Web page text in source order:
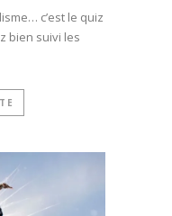
c’est le quiz
bien suivi les